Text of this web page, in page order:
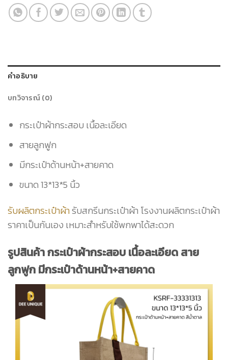
คำอธิบาย
บทวิจารณ์ (0)
กระเป๋าผ้ากระสอบ เนื้อละเอียด
สายลูกฟูก
มีกระเป๋าด้านหน้า+สายคาด
ขนาด 13*13*5 นิ้ว
รับผลิตกระเป๋าผ้ารับสกรีนกระเป๋าผ้า โรงงานผลิตกระเป๋าผ้า
ราคาเป็นกันเอง เหมาะสำหรับใช้พกพาได้สะดวก
รูปสินค้า กระเป๋าผ้ากระสอบ เนื้อละเอียด สาย
ลูกฟูก มีกระเป๋าด้านหน้า+สายคาด